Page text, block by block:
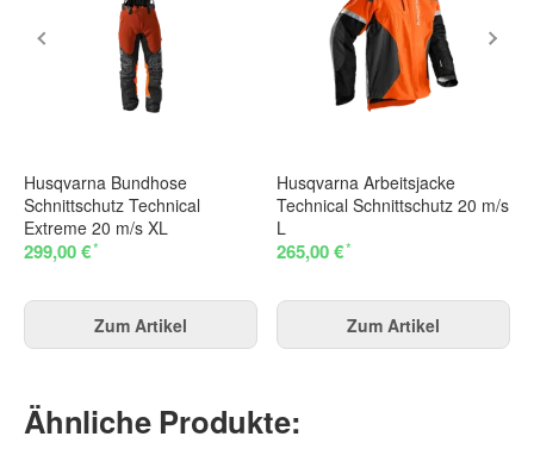
Husqvarna Bundhose
Schnittschutz Technical
Extreme 20 m/s XL
299,00 €*
Zum Artikel
Husqvarna Arbeitsjacke
Technical Schnittschutz 20 m/s
L
265,00 €*
Zum Artikel
Ähnliche Produkte: